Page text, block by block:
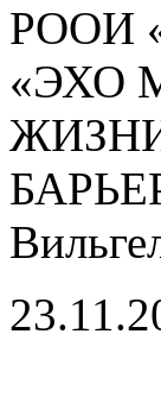
РООИ
«ЭХО